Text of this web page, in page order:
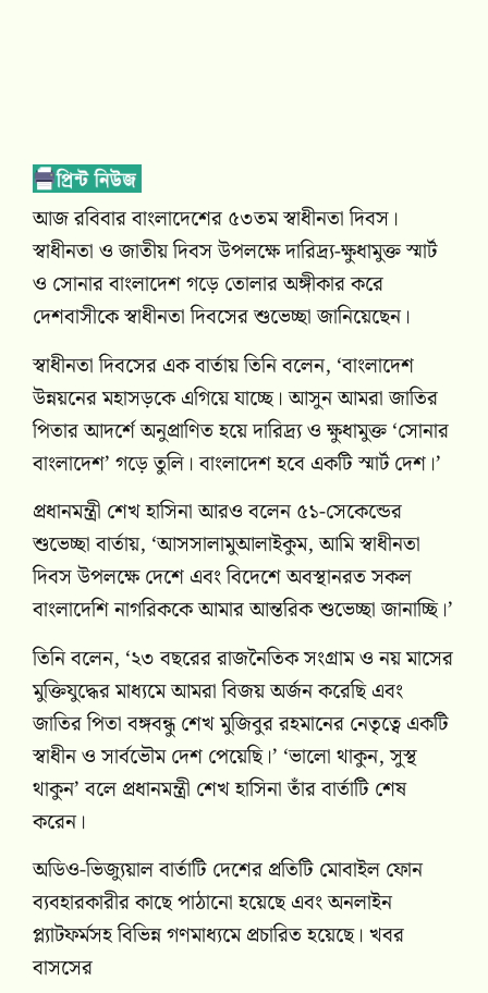
আজ রবিবার বাংলাদেশের ৫৩তম স্বাধীনতা দিবস।
স্বাধীনতা ও জাতীয় দিবস উপলক্ষে দারিদ্র্য-ক্ষুধামুক্ত স্মার্ট
ও সোনার বাংলাদেশ গড়ে তোলার অঙ্গীকার করে
দেশবাসীকে স্বাধীনতা দিবসের শুভেচ্ছা জানিয়েছেন।
স্বাধীনতা দিবসের এক বার্তায় তিনি বলেন, ‘বাংলাদেশ
উন্নয়নের মহাসড়কে এগিয়ে যাচ্ছে। আসুন আমরা জাতির
পিতার আদর্শে অনুপ্রাণিত হয়ে দারিদ্র্য ও ক্ষুধামুক্ত ‘সোনার
বাংলাদেশ’ গড়ে তুলি। বাংলাদেশ হবে একটি স্মার্ট দেশ।’
প্রধানমন্ত্রী শেখ হাসিনা আরও বলেন ৫১-সেকেন্ডের
শুভেচ্ছা বার্তায়, ‘আসসালামুআলাইকুম, আমি স্বাধীনতা
দিবস উপলক্ষে দেশে এবং বিদেশে অবস্থানরত সকল
বাংলাদেশি নাগরিককে আমার আন্তরিক শুভেচ্ছা জানাচ্ছি।’
তিনি বলেন, ‘২৩ বছরের রাজনৈতিক সংগ্রাম ও নয় মাসের
মুক্তিযুদ্ধের মাধ্যমে আমরা বিজয় অর্জন করেছি এবং
জাতির পিতা বঙ্গবন্ধু শেখ মুজিবুর রহমানের নেতৃত্বে একটি
স্বাধীন ও সার্বভৌম দেশ পেয়েছি।’ ‘ভালো থাকুন, সুস্থ
থাকুন’ বলে প্রধানমন্ত্রী শেখ হাসিনা তাঁর বার্তাটি শেষ
করেন।
অডিও-ভিজ্যুয়াল বার্তাটি দেশের প্রতিটি মোবাইল ফোন
ব্যবহারকারীর কাছে পাঠানো হয়েছে এবং অনলাইন
প্ল্যাটফর্মসহ বিভিন্ন গণমাধ্যমে প্রচারিত হয়েছে। খবর
বাসসের